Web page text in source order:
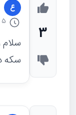
3
ع
5 سال
سلام
سکه